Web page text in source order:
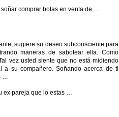
soñar comprar botas en venta de …
sugiere su deseo subconsciente para
maneras de sabotear ella. Como
vez usted siente que no está midiendo
a su compañero. Soñando acerca de ti
…
ex pareja que lo estas …